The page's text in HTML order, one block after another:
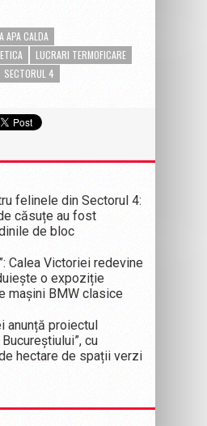
APA CALDA
LUCRARI TERMOFICARE
SECTORUL 4
felinele din Sectorul 4:
căsuțe au fost
de bloc
Calea Victoriei redevine
o expoziție
mașini BMW clasice
anunță proiectul
cu
hectare de spații verzi